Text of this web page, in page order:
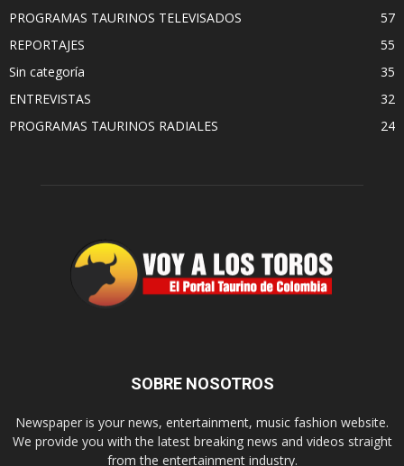
PROGRAMAS TAURINOS TELEVISADOS
57
REPORTAJES
55
Sin categoría
35
ENTREVISTAS
32
PROGRAMAS TAURINOS RADIALES
24
SOBRE NOSOTROS
Newspaper is your news, entertainment, music fashion website.
We provide you with the latest breaking news and videos straight
from the entertainment industry.